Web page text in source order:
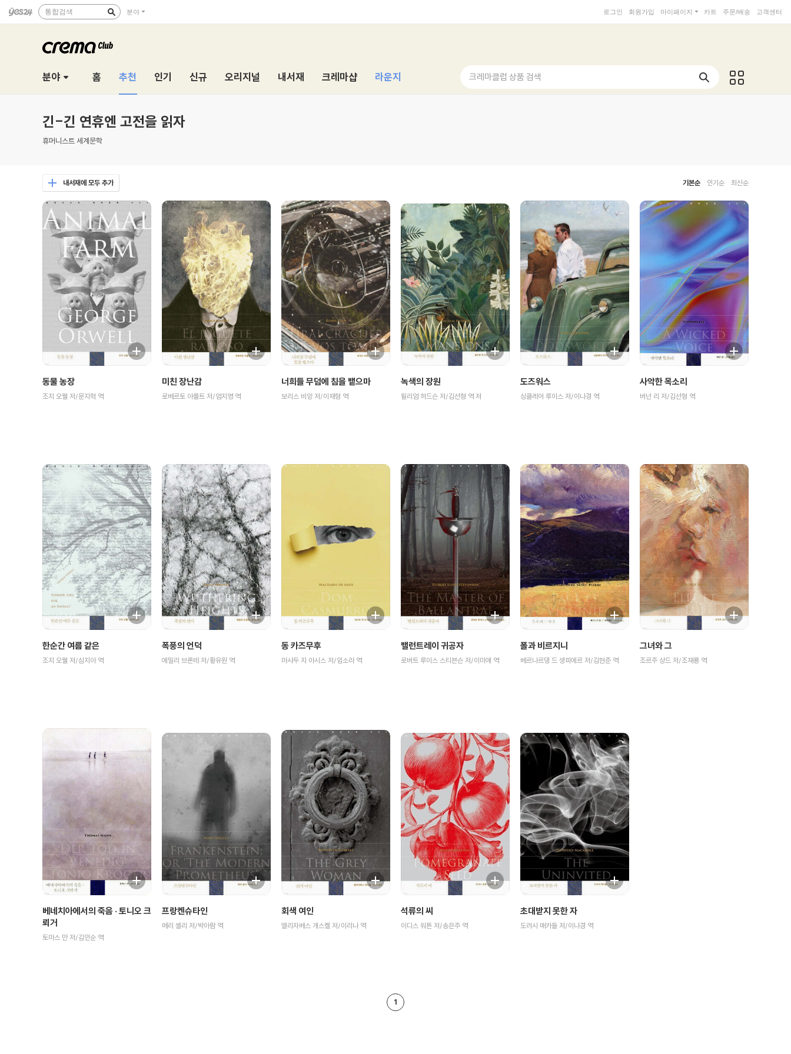
통합검색 분야 로그인 회원가입 마이페이지 카트 주문/배송 고객센터
분야 홈 추천 인기 신규 오리지널 내서재 크레마샵 라운지 크레마클럽 상품 검색
긴-긴 연휴엔 고전을 읽자
휴머니스트 세계문학
내서재에 모두 추가 기본순 인기순 최신순
동물 농장
조지 오웰 저/문지혁 역
미친 장난감
로베르토 아를트 저/엄지영 역
너희들 무덤에 침을 뱉으마
보리스 비앙 저/이재형 역
녹색의 장원
윌리엄 허드슨 저/김선형 역 저
도즈워스
싱클레어 루이스 저/이나경 역
사악한 목소리
버넌 리 저/김선형 역
한순간 여름 같은
조지 오웰 저/심지아 역
폭풍의 언덕
에밀리 브론테 저/황유원 역
동 카즈무후
마샤두 지 아시스 저/임소라 역
밸런트레이 귀공자
로버트 루이스 스티븐슨 저/이미애 역
폴과 비르지니
베르나르댕 드 생피에르 저/김현준 역
그녀와 그
조르주 상드 저/조재룡 역
베네치아에서의 죽음 · 토니오 크
뢰거
토마스 만 저/김인순 역
프랑켄슈타인
메리 셸리 저/박아람 역
회색 여인
엘리자베스 개스켈 저/이리나 역
석류의 씨
이디스 워튼 저/송은주 역
초대받지 못한 자
도러시 매카들 저/이나경 역
1